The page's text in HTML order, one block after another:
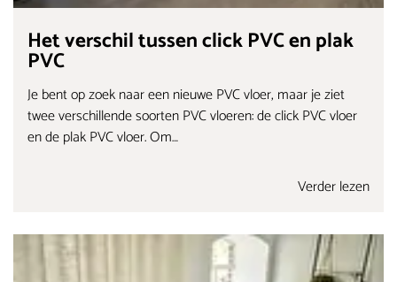
Het verschil tussen click PVC en plak
PVC
Je bent op zoek naar een nieuwe PVC vloer, maar je ziet
twee verschillende soorten PVC vloeren: de click PVC vloer
en de plak PVC vloer. Om…
Verder lezen